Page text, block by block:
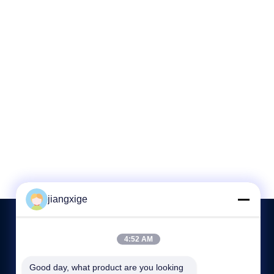
jiangxige
4:52 AM
Good day, what product are you looking